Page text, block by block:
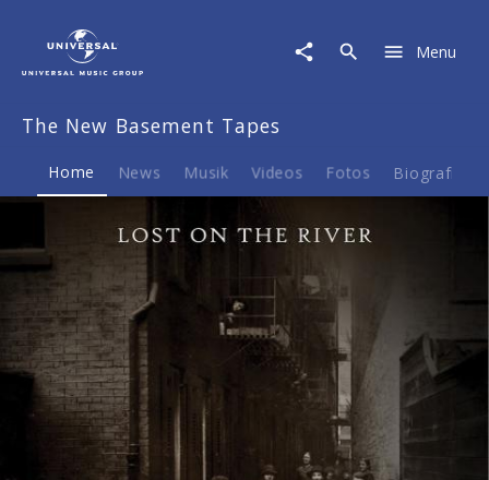
Basement
Tapes
Musik
Menu
The New Basement Tapes
Home News Musik Videos Fotos Biografie